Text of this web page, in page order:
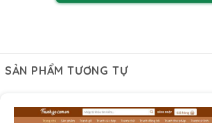
SẢN PHẨM TƯƠNG TỰ